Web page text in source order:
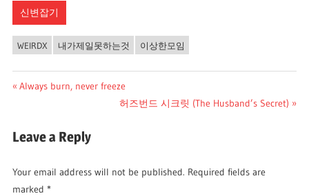
신변잡기
WEIRDX 내가제일못하는것 이상한모임
Post
Previous
Always burn, never freeze
Next
허즈번드 시크릿 (The Husband’s Secret)
Leave a Reply
Your email address will not be published. Required fields are
marked *